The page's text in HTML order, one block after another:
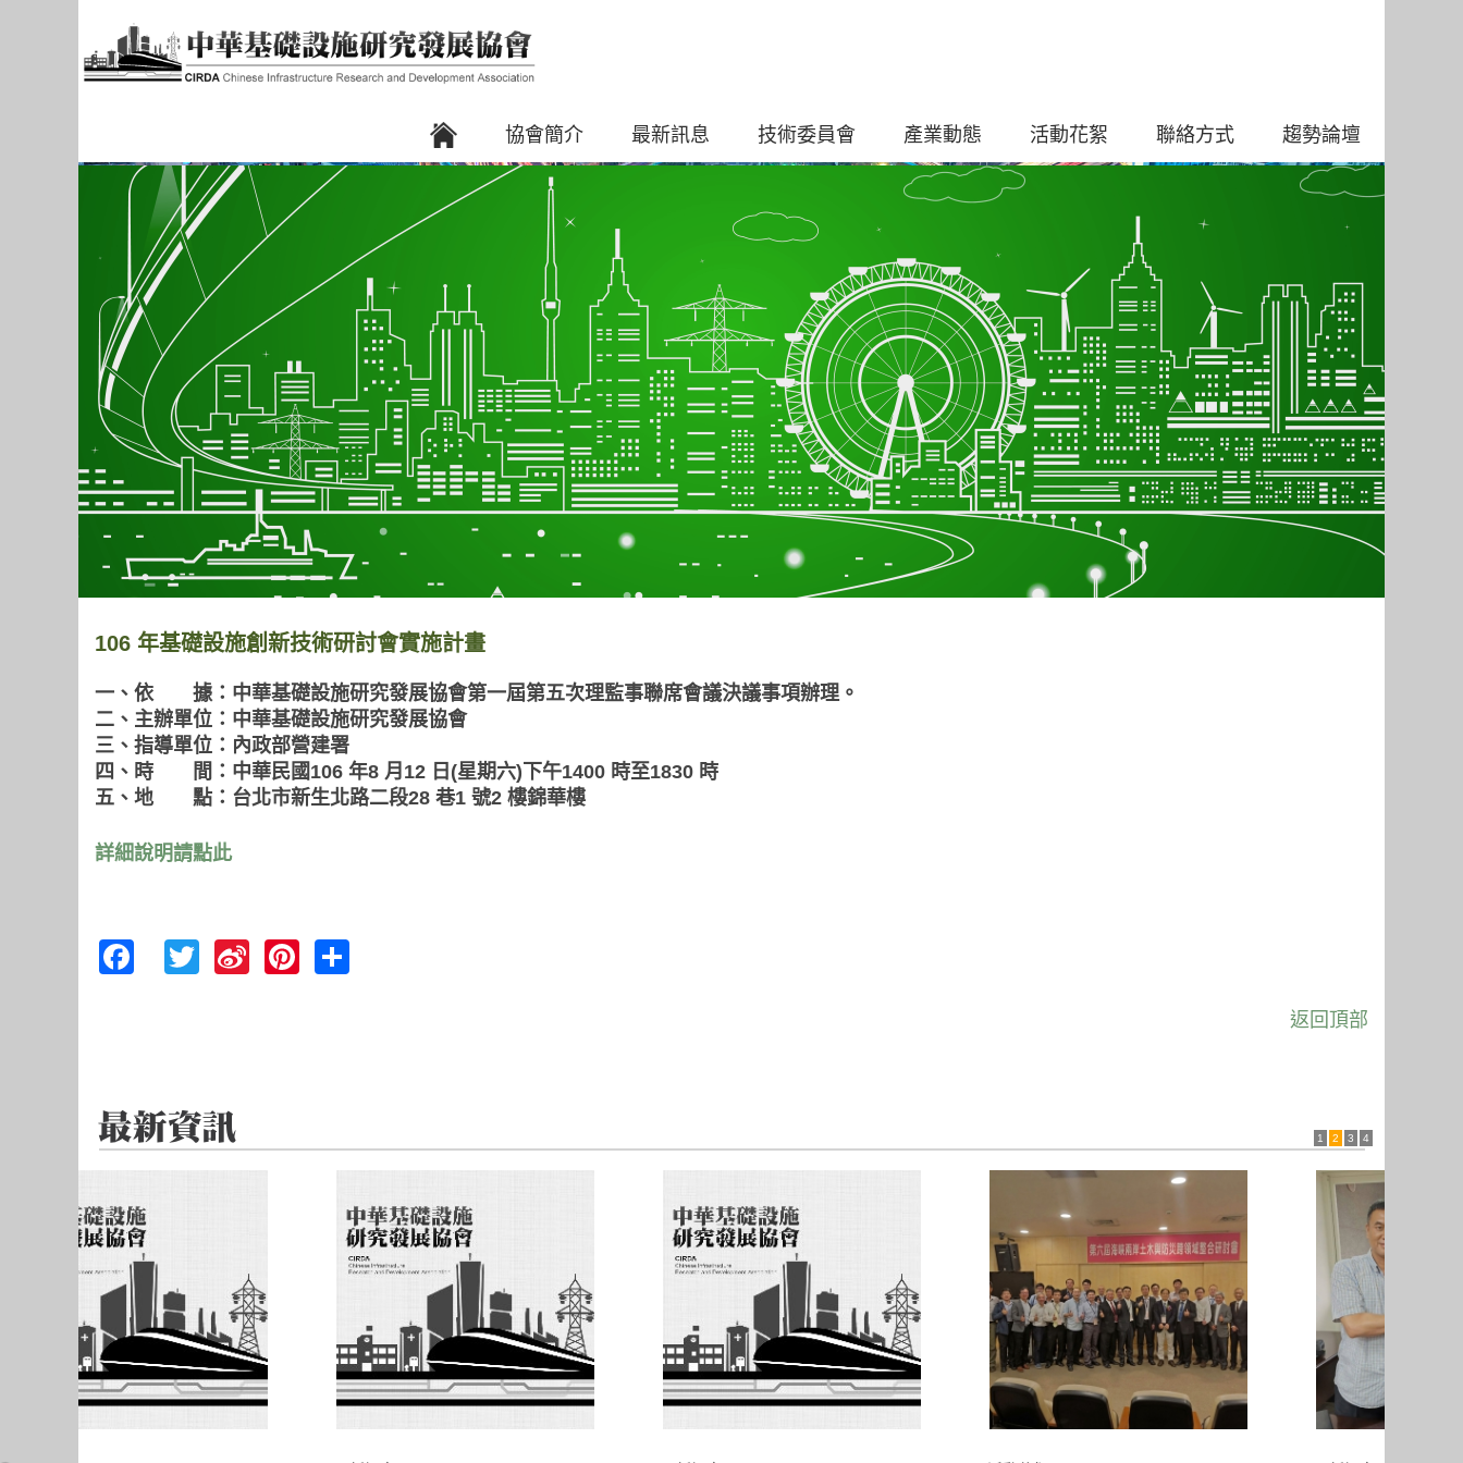
協會簡介 最新訊息 技術委員會 產業動態 活動花絮 聯絡方式 趨勢論壇
106 年基礎設施創新技術研討會實施計畫
一、依 據：中華基礎設施研究發展協會第一屆第五次理監事聯席會議決議事項辦理。
二、主辦單位：中華基礎設施研究發展協會
三、指導單位：內政部營建署
四、時 間：中華民國106 年8 月12 日(星期六)下午1400 時至1830 時
五、地 點：台北市新生北路二段28 巷1 號2 樓錦華樓
詳細說明請點此
FacebookTwitter
Sina
Pinterest
返回頂部
1 2 3 4